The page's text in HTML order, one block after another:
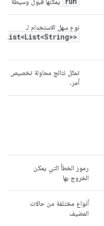
نوع سهل الاستخدام لـ
List<List<String>>
تمثّل نتائج محاولة تخصيص
أمر.
رموز الخطأ التي يمكن
الخروج بها
أنواع مختلفة من حالات
المضيف